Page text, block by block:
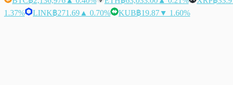
1.37%
LINK฿271.69 ▲ 0.70% KUB฿19.87▼ 1.60%